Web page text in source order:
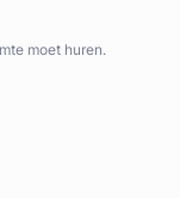
moet huren.